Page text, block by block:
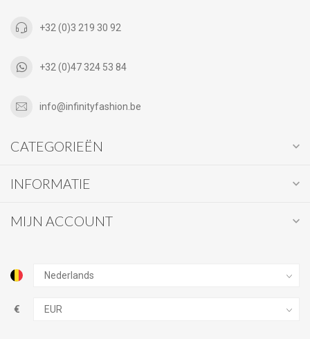
+32 (0)3 219 30 92
+32 (0)47 324 53 84
info@infinityfashion.be
CATEGORIEËN
INFORMATIE
MIJN ACCOUNT
€